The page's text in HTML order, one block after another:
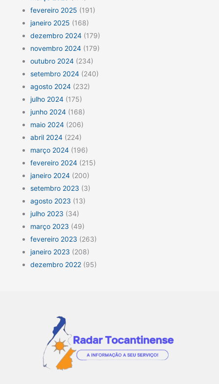
fevereiro 2025 (191)
janeiro 2025 (168)
dezembro 2024 (179)
novembro 2024 (179)
outubro 2024 (234)
setembro 2024 (240)
agosto 2024 (232)
julho 2024 (175)
junho 2024 (168)
maio 2024 (206)
abril 2024 (224)
março 2024 (196)
fevereiro 2024 (215)
janeiro 2024 (200)
setembro 2023 (3)
agosto 2023 (13)
julho 2023 (34)
março 2023 (49)
fevereiro 2023 (263)
janeiro 2023 (208)
dezembro 2022 (95)